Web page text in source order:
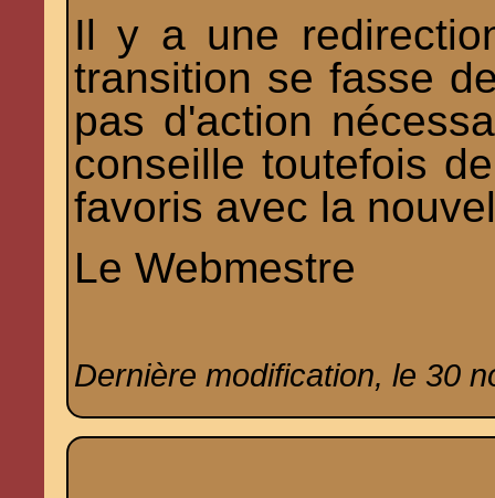
Il y a une
transition se fasse
pas d'action
conseille toutefois
favoris avec la
Le Webmestre
Dernière modification, le 30